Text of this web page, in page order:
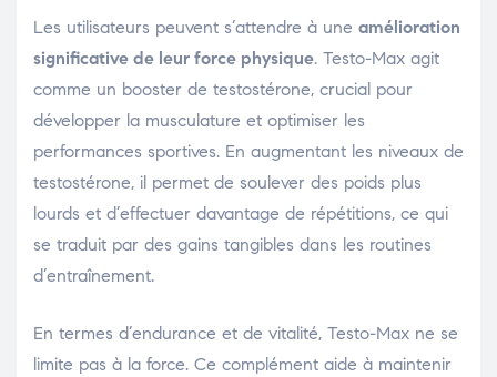
Les utilisateurs peuvent s’attendre à une amélioration
significative de leur force physique. Testo-Max agit
comme un booster de testostérone, crucial pour
développer la musculature et optimiser les
performances sportives. En augmentant les niveaux de
testostérone, il permet de soulever des poids plus
lourds et d’effectuer davantage de répétitions, ce qui
se traduit par des gains tangibles dans les routines
d’entraînement.
En termes d’endurance et de vitalité, Testo-Max ne se
limite pas à la force. Ce complément aide à maintenir